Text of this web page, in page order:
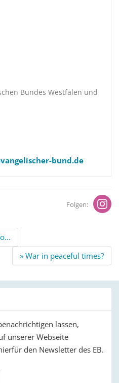
Bundes Westfalen und
bund.de
Folgen:
» War in peaceful times?
lassen,
unserer Webseite
den Newsletter des EB.